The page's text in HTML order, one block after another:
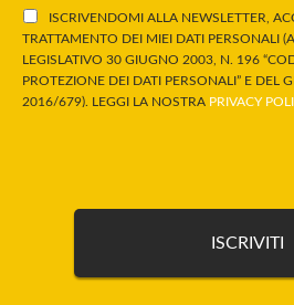
ISCRIVENDOMI ALLA NEWSLETTER,
TRATTAMENTO DEI MIEI DATI PERSONALI
LEGISLATIVO 30 GIUGNO 2003, N. 196
PROTEZIONE DEI DATI PERSONALI” E DEL
2016/679). LEGGI LA NOSTRA PRIVACY